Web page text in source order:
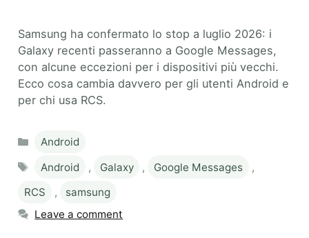
Samsung ha confermato lo stop a luglio 2026: i
Galaxy recenti passeranno a Google Messages,
con alcune eccezioni per i dispositivi più vecchi.
Ecco cosa cambia davvero per gli utenti Android e
per chi usa RCS.
Categories
Android
Tags
Android , Galaxy , Google Messages
,
RCS
,
samsung
Leave a comment